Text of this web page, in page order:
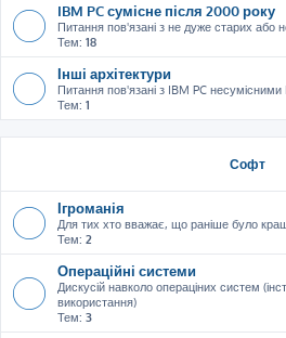
IBM PC сумісне після 2000 року
Питання пов'язані з не дуже старих або
Тем: 18
Інші архітектури
Питання пов'язані з IBM PC
Тем: 1
Софт
Ігроманія
Для тих хто вважає, що раніше було
Тем: 2
Операційні системи
Дискусій навколо операціних систем
використання)
Тем: 3